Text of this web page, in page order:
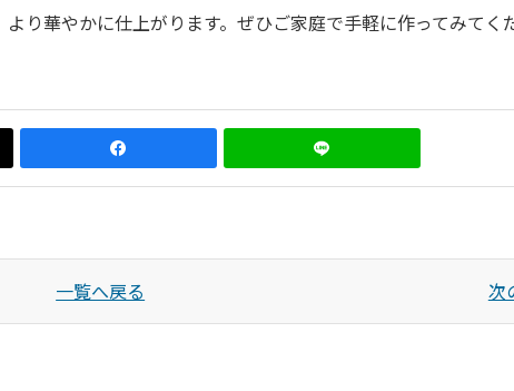
り華やかに仕上がります。ぜひご家庭で手軽に作ってみてく
一覧へ戻る 次